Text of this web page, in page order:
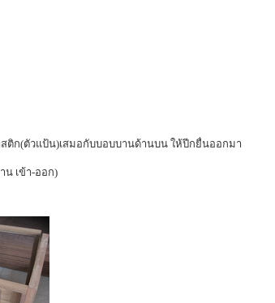
ติก(ตัวแป้น)เสมอกับบอบบานด้านบน ให้ปีกยื่นออกมา
น เข้า-ออก)